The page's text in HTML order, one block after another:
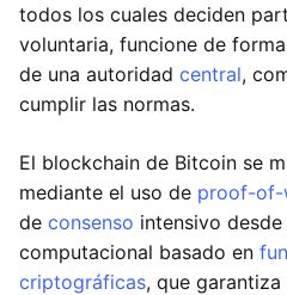
todos los cuales deciden
voluntaria, funcione de
de una autoridad central,
cumplir las normas.
El blockchain de Bitcoin se
mediante el uso de proof-of-
de consenso intensivo
computacional basado en
criptográficas, que